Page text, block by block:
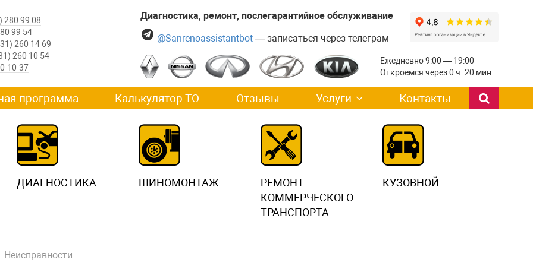
280 99 08
99 54
260 14 69
260 10 54
10-37
Диагностика, ремонт, послегарантийное обслуживание
@Sanrenoassistantbot — записаться через телеграм
Ежедневно 9:00 — 19:00
Откроемся через 0 ч. 20 мин.
программа Калькулятор ТО Отзывы Услуги Контакты
ДИАГНОСТИКА ШИНОМОНТАЖ
РЕМОНТ
КОММЕРЧЕСКОГО
ТРАНСПОРТА
КУЗОВНОЙ
Неисправности